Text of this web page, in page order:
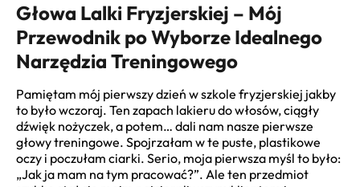
Głowa Lalki Fryzjerskiej – Mój
Przewodnik po Wyborze Idealnego
Narzędzia Treningowego
Pamiętam mój pierwszy dzień w szkole fryzjerskiej jakby
to było wczoraj. Ten zapach lakieru do włosów, ciągły
dźwięk nożyczek, a potem… dali nam nasze pierwsze
głowy treningowe. Spojrzałam w te puste, plastikowe
oczy i poczułam ciarki. Serio, moja pierwsza myśl to było:
„Jak ja mam na tym pracować?”. Ale ten przedmiot